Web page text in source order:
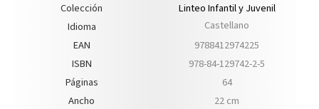
Colección
Linteo Infantil y Juvenil
Idioma
Castellano
EAN
9788412974225
ISBN
978-84-129742-2-5
Páginas
64
Ancho
22 cm